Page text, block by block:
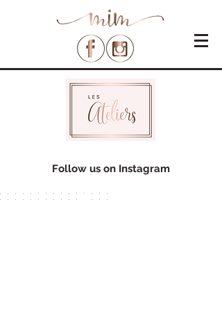
Follow us on Instagram